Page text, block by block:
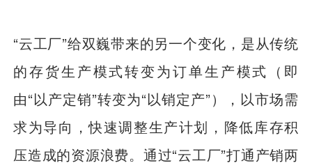
“云工厂”给双巍带来的另一个变化，是从传统
的存货生产模式转变为订单生产模式（即
由“以产定销”转变为“以销定产”），以市场需
求为导向，快速调整生产计划，降低库存积
压造成的资源浪费。通过“云工厂”打通产销两